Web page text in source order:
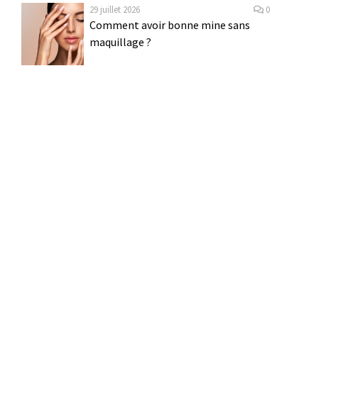
29 juillet 2026 0
Comment avoir bonne mine sans
maquillage ?